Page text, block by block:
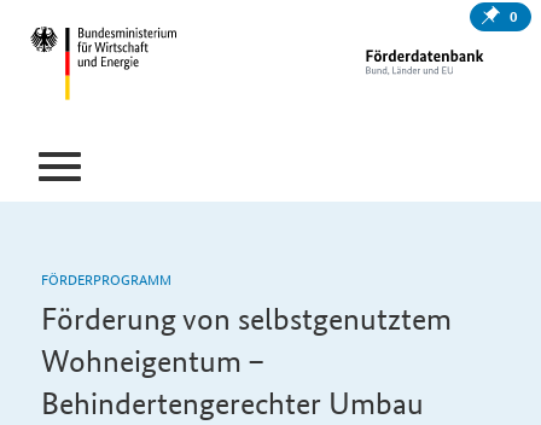
0
FÖRDERPROGRAMM
Förderung von selbstgenutztem
Wohneigentum –
Behindertengerechter Umbau